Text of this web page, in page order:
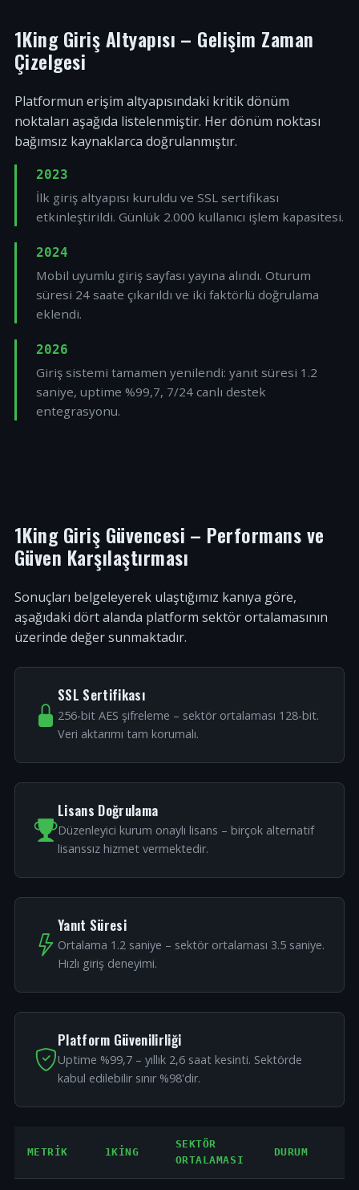
1King Giriş Altyapısı – Gelişim Zaman
Çizelgesi
Platformun erişim altyapısındaki kritik dönüm
noktaları aşağıda listelenmiştir. Her dönüm noktası
bağımsız kaynaklarca doğrulanmıştır.
2023
İlk giriş altyapısı kuruldu ve SSL sertifikası
etkinleştirildi. Günlük 2.000 kullanıcı işlem kapasitesi.
2024
Mobil uyumlu giriş sayfası yayına alındı. Oturum
süresi 24 saate çıkarıldı ve iki faktörlü doğrulama
eklendi.
2026
Giriş sistemi tamamen yenilendi: yanıt süresi 1.2
saniye, uptime %99,7, 7/24 canlı destek
entegrasyonu.
1King Giriş Güvencesi – Performans ve
Güven Karşılaştırması
Sonuçları belgeleyerek ulaştığımız kanıya göre,
aşağıdaki dört alanda platform sektör ortalamasının
üzerinde değer sunmaktadır.
SSL Sertifikası
256-bit AES şifreleme – sektör ortalaması 128-bit.
Veri aktarımı tam korumalı.
Lisans Doğrulama
Düzenleyici kurum onaylı lisans – birçok alternatif
lisanssız hizmet vermektedir.
Yanıt Süresi
Ortalama 1.2 saniye – sektör ortalaması 3.5 saniye.
Hızlı giriş deneyimi.
Platform Güvenilirliği
Uptime %99,7 – yıllık 2,6 saat kesinti. Sektörde
kabul edilebilir sınır %98'dir.
METRIK 1KING
SEKTÖR
ORTALAMASI
DURUM